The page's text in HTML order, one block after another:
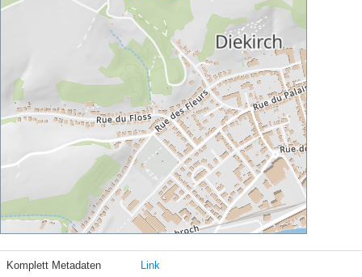
Komplett Metadaten Link